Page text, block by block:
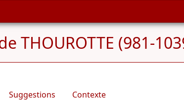
THOUROTTE (981-
Suggestions Contexte